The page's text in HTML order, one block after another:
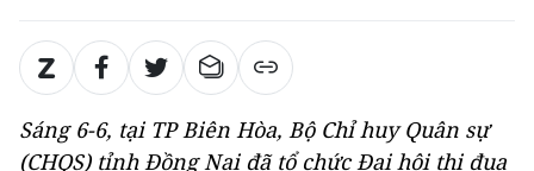
Sáng 6-6, tại TP Biên Hòa, Bộ Chỉ huy Quân sự
(CHQS) tỉnh Đồng Nai đã tổ chức Đại hội thi đua